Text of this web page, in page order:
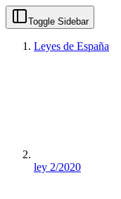
Toggle Sidebar
Leyes de España
ley 2/2020